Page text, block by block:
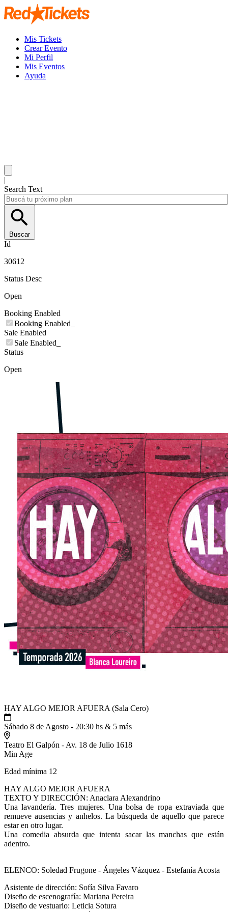
Mis Tickets
Crear Evento
Mi Perfil
Mis Eventos
Ayuda
|
Search Text
Buscar
Id
30612
Status Desc
Open
Booking Enabled
Booking Enabled_
Sale Enabled
Sale Enabled_
Status
Open
HAY ALGO MEJOR AFUERA (Sala Cero)
Sábado 8 de Agosto - 20:30 hs & 5 más
Teatro El Galpón - Av. 18 de Julio 1618
Min Age
Edad mínima 12
HAY ALGO MEJOR AFUERA
TEXTO Y DIRECCIÓN: Anaclara Alexandrino
Una lavandería. Tres mujeres. Una bolsa de ropa extraviada que
remueve ausencias y anhelos. La búsqueda de aquello que parece
estar en otro lugar.
Una comedia absurda que intenta sacar las manchas que están
adentro.
ELENCO: Soledad Frugone - Ángeles Vázquez - Estefanía Acosta
Asistente de dirección: Sofía Silva Favaro
Diseño de escenografía: Mariana Pereira
Diseño de vestuario: Leticia Sotura